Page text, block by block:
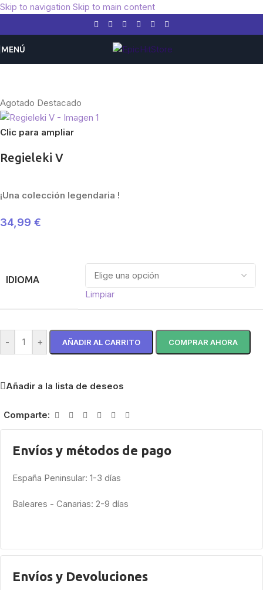
Skip to navigation Skip to main content
MENÚ
Agotado Destacado
Clic para ampliar
Regieleki V
¡Una colección legendaria !
34,99 €
IDIOMA
Limpiar
- + AÑADIR AL CARRITO COMPRAR AHORA
Añadir a la lista de deseos
Comparte:
Envíos y métodos de pago
España Peninsular: 1-3 días
Baleares - Canarias: 2-9 días
Envíos y Devoluciones